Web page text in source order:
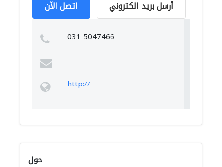
اتصل الآن أرسل بريد الكتروني
031 5047466
http://
حول